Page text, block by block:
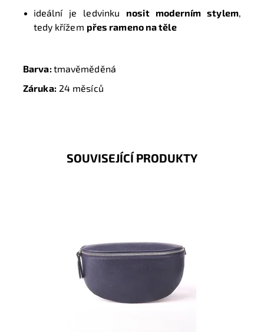
ideální je ledvinku nosit moderním stylem,
tedy křížem přes rameno na těle
Barva:tmavěměděná
Záruka:24 měsíců
SOUVISEJÍCÍ PRODUKTY
Skladem
17095
Borse in pelle
2 roky